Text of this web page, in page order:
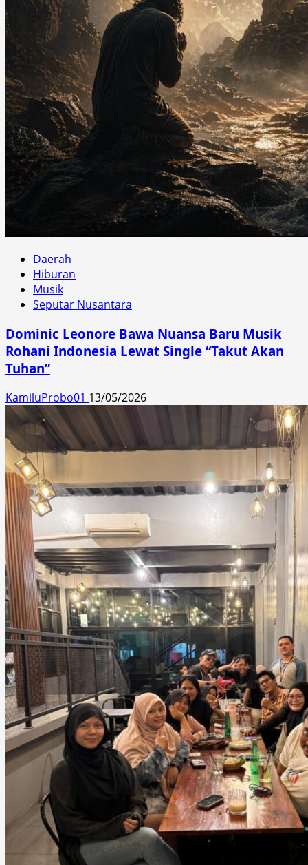
Daerah
Hiburan
Musik
Seputar Nusantara
Dominic Leonore Bawa Nuansa Baru Musik
Rohani Indonesia Lewat Single “Takut Akan
Tuhan”
KamiluProbo01 13/05/2026